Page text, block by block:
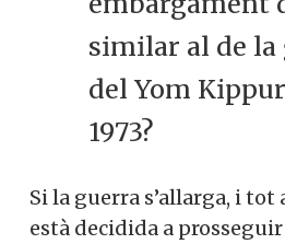
similar al de la
del Yom
1973?
Si la guerra s’allarga, i
està decidida a